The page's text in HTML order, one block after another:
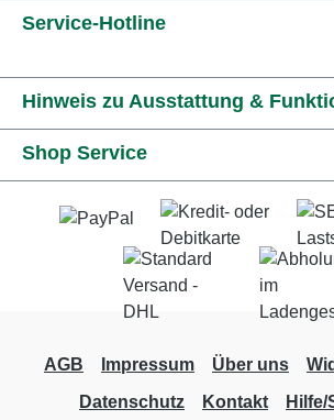
Service-Hotline
Hinweis zu Ausstattung &
Shop Service
AGB Impressum Über uns
Datenschutz
Kontakt